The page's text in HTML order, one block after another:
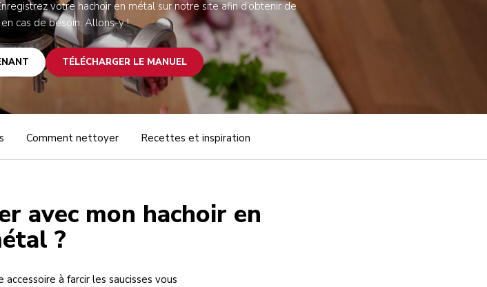
votre hachoir en métal sur notre site afin d’obtenir de
cas de besoin. Allons-y !
TÉLÉCHARGER LE MANUEL
Comment nettoyer Recettes et inspiration
avec mon hachoir en
?
à farcir les saucisses vous